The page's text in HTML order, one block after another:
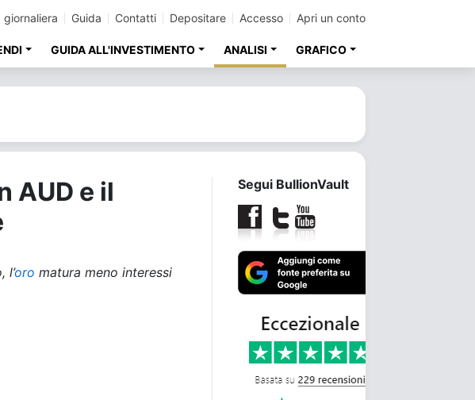
giornaliera Guida Contatti Depositare Accesso Apri un conto
GUIDA ALL'INVESTIMENTO ANALISI GRAFICO
AUD e il
l’oro matura meno interessi
Segui BullionVault